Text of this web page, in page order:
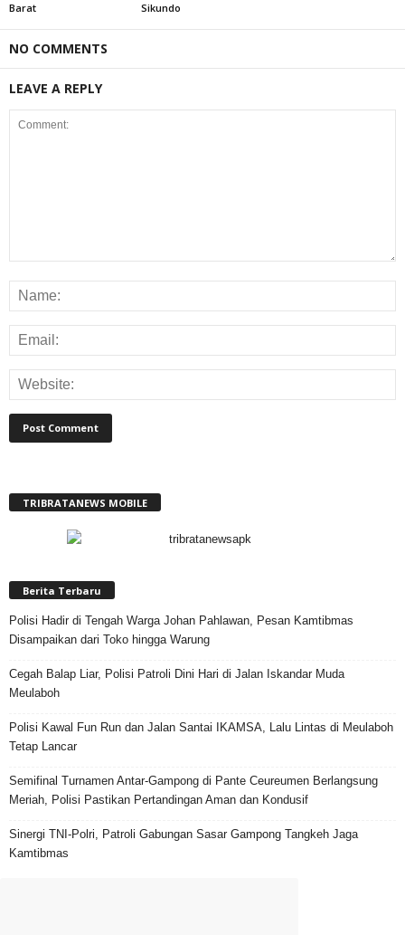
Barat
Sikundo
NO COMMENTS
LEAVE A REPLY
TRIBRATANEWS MOBILE
Berita Terbaru
Polisi Hadir di Tengah Warga Johan Pahlawan, Pesan Kamtibmas
Disampaikan dari Toko hingga Warung
Cegah Balap Liar, Polisi Patroli Dini Hari di Jalan Iskandar Muda
Meulaboh
Polisi Kawal Fun Run dan Jalan Santai IKAMSA, Lalu Lintas di Meulaboh
Tetap Lancar
Semifinal Turnamen Antar-Gampong di Pante Ceureumen Berlangsung
Meriah, Polisi Pastikan Pertandingan Aman dan Kondusif
Sinergi TNI-Polri, Patroli Gabungan Sasar Gampong Tangkeh Jaga
Kamtibmas